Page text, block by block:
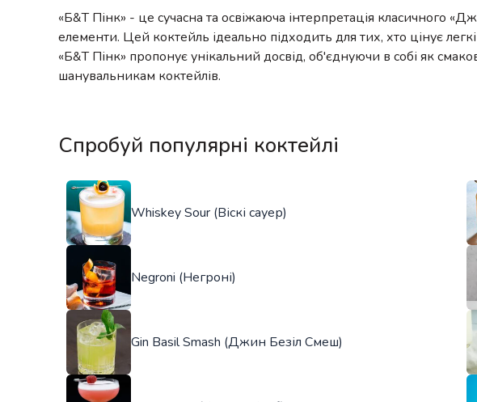
«Б&Т Пінк» - це сучасна та освіжаюча інтерпретація класичного
елементи. Цей коктейль ідеально підходить для тих, хто цінує
«Б&Т Пінк» пропонує унікальний досвід, об'єднуючи в собі як
шанувальникам коктейлів.
Спробуй популярні коктейлі
Whiskey Sour (Віскі сауер)
Negroni (Негроні)
Gin Basil Smash (Джин Безіл Смеш)